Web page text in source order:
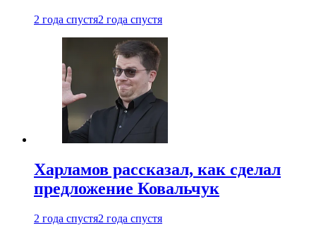
2 года спустя2 года спустя
Харламов рассказал, как сделал
предложение Ковальчук
2 года спустя2 года спустя